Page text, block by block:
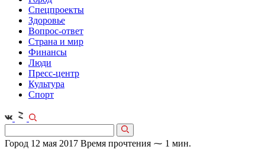
Спецпроекты
Здоровье
Вопрос-ответ
Страна и мир
Финансы
Люди
Пресс-центр
Культура
Спорт
Город 12 мая 2017 Время прочтения ⁓ 1 мин.